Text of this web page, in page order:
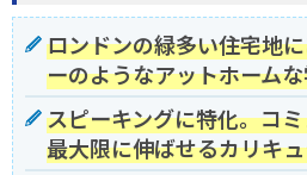
ロンドンの緑多い住宅地
ーのようなアットホーム
スピーキングに特化。コ
最大限に伸ばせるカリキ